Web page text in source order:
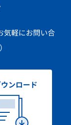
気軽にお問い合
ンロード